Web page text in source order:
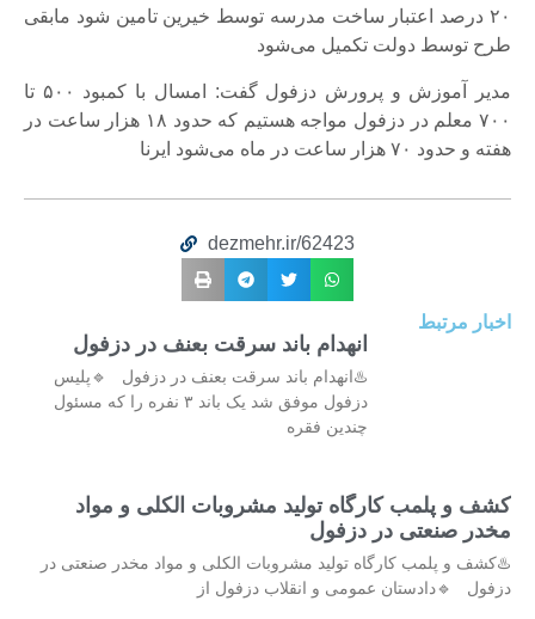
۲۰ درصد اعتبار ساخت مدرسه توسط خیرین تامین شود مابقی
طرح توسط دولت تکمیل می‌شود
مدیر آموزش و پرورش دزفول گفت: امسال با کمبود ۵۰۰ تا
۷۰۰ معلم در دزفول مواجه هستیم که حدود ۱۸ هزار ساعت در
هفته و حدود ۷۰ هزار ساعت در ماه می‌شود ایرنا
dezmehr.ir/62423
اخبار مرتبط
انهدام باند سرقت بعنف در دزفول
♨️انهدام باند سرقت بعنف در دزفول 🔹پلیس
دزفول موفق شد یک باند ۳ نفره را که مسئول
چندین فقره
کشف و پلمب کارگاه تولید مشروبات الکلی و مواد
مخدر صنعتی در دزفول
♨️کشف و پلمب کارگاه تولید مشروبات الکلی و مواد مخدر صنعتی در
دزفول 🔹دادستان عمومی و انقلاب دزفول از